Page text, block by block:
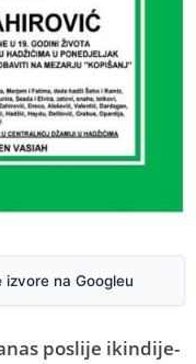
na Googleu
poslije ikindije-